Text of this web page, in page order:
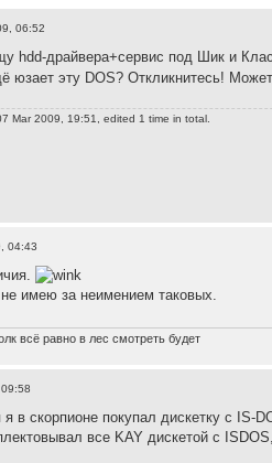
06:52
hdd-драйвера+сервис под Шик и
юзает эту DOS? Откликнитесь!
Mar 2009, 19:51, edited 1 time in total.
04:43
имею за неимением таковых.
всё равно в лес смотреть будет
я в скорпионе покупал дискетку с
все KAY дискетой с